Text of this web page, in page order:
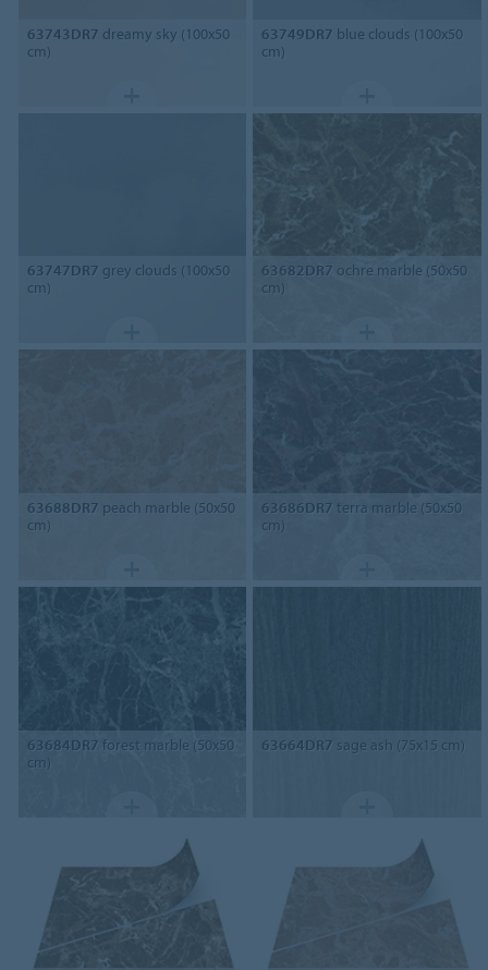
63743DR7 dreamy sky (100x50
cm)
63749DR7 blue clouds (100x50
cm)
63747DR7 grey clouds (100x50
cm)
63682DR7 ochre marble (50x50
cm)
63688DR7 peach marble (50x50
cm)
63686DR7 terra marble (50x50
cm)
63684DR7 forest marble (50x50
cm)
63664DR7 sage ash (75x15 cm)